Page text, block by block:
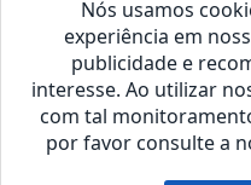
Nós usamos
experiência em
publicidade e
interesse. Ao utilizar
com tal
por favor consulte a